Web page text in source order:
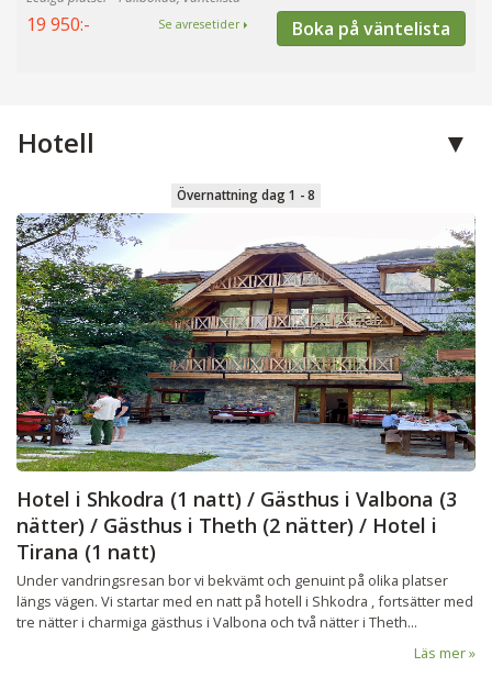
19 950:- Boka på väntelista
Se avresetider
Hotell
Övernattning dag 1 - 8
Hotel i Shkodra (1 natt) / Gästhus i Valbona (3
nätter) / Gästhus i Theth (2 nätter) / Hotel i
Tirana (1 natt)
Under vandringsresan bor vi bekvämt och genuint på olika platser
längs vägen. Vi startar med en natt på hotell i Shkodra , fortsätter med
tre nätter i charmiga gästhus i Valbona och två nätter i Theth...
Läs mer